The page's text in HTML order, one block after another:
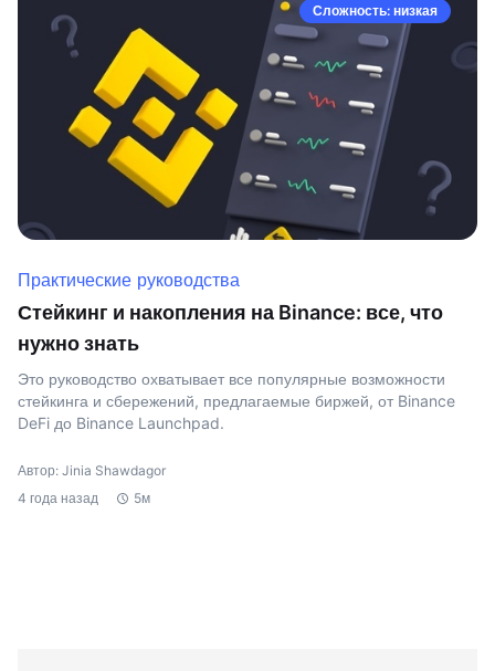
Сложность: низкая
Практические руководства
Стейкинг и накопления на Binance: все, что
нужно знать
Это руководство охватывает все популярные возможности
стейкинга и сбережений, предлагаемые биржей, от Binance
DeFi до Binance Launchpad.
Автор: Jinia Shawdagor
4 года назад
5м